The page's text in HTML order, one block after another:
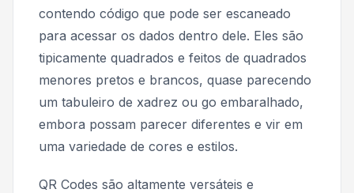
contendo código que pode ser escaneado
para acessar os dados dentro dele. Eles são
tipicamente quadrados e feitos de quadrados
menores pretos e brancos, quase parecendo
um tabuleiro de xadrez ou go embaralhado,
embora possam parecer diferentes e vir em
uma variedade de cores e estilos.
QR Codes são altamente versáteis e